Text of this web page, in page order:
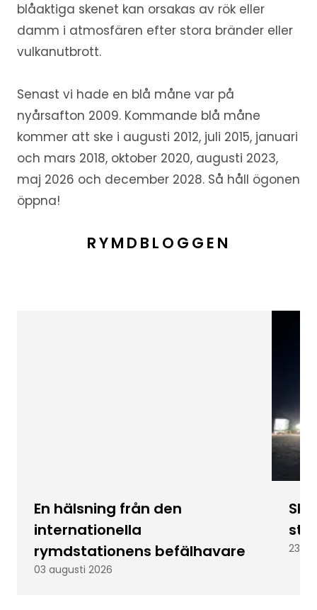
blåaktiga skenet kan orsakas av rök eller
damm i atmosfären efter stora bränder eller
vulkanutbrott.
Senast vi hade en blå måne var på
nyårsafton 2009. Kommande blå måne
kommer att ske i augusti 2012, juli 2015, januari
och mars 2018, oktober 2020, augusti 2023,
maj 2026 och december 2028. Så håll ögonen
öppna!
RYMDBLOGGEN
En hälsning från den
internationella
rymdstationens befälhavare
03 augusti 2026
23